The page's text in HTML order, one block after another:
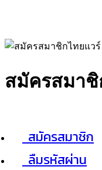
สมัครสมาชิ
สมัครสมาชิก
ลืมรหัสผ่าน